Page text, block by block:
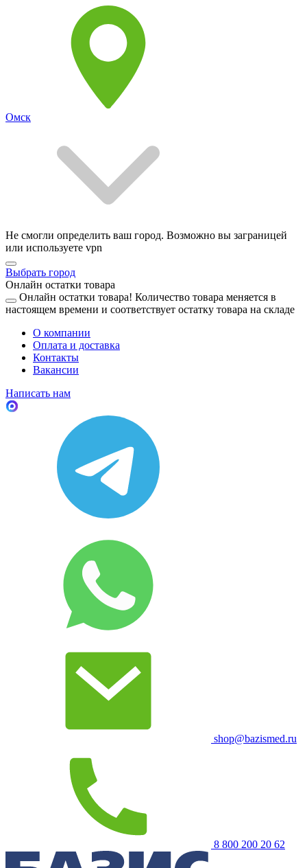
Омск
Не смогли определить ваш город. Возможно вы заграницей
или используете vpn
Выбрать город
Онлайн остатки товара
Онлайн остатки товара! Количество товара меняется в
настоящем времени и соответствует остатку товара на складе
О компании
Оплата и доставка
Контакты
Вакансии
Написать нам
shop@bazismed.ru
8 800 200 20 62